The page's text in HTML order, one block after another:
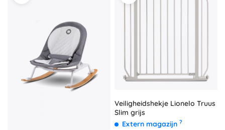
Veiligheidshekje Lionelo Truus
Slim grijs
Extern magazijn ?